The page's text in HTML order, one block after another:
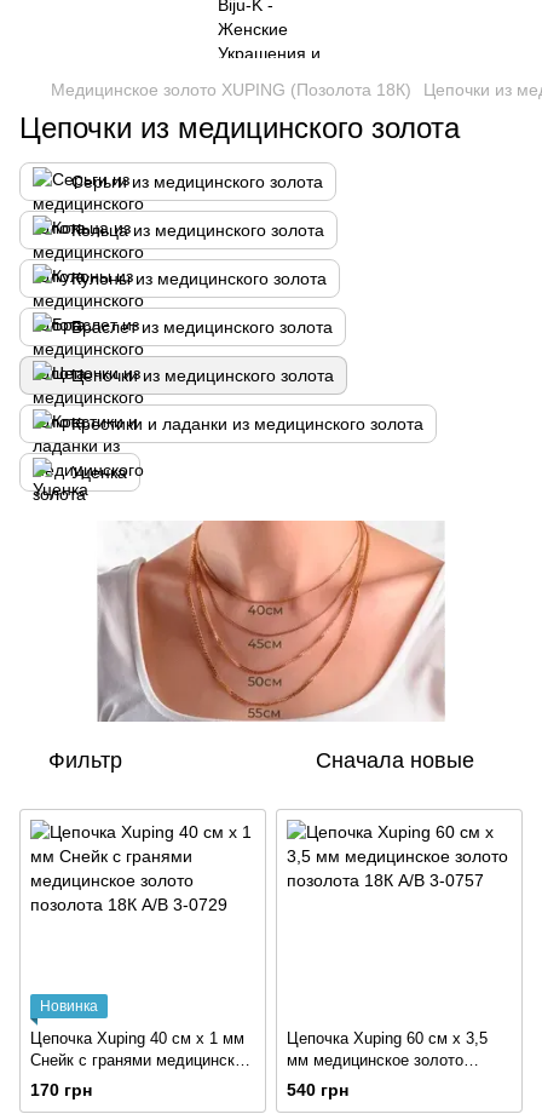
Медицинское золото XUPING (Позолота 18К) Цепочки из
Цепочки из медицинского золота
Серьги из медицинского золота
Кольца из медицинского золота
Кулоны из медицинского золота
Браслет из медицинского золота
Цепочки из медицинского золота
Крестики и ладанки из медицинского золота
Уценка
Фильтр Сначала новые
Новинка
Цепочка Xuping 40 см х 1 мм
Снейк с гранями медицинское
золото позолота 18К А/В 3-
170 грн
Цепочка Xuping 60 см х 3,5
мм медицинское золото
позолота 18К А/В 3-0757
540 грн